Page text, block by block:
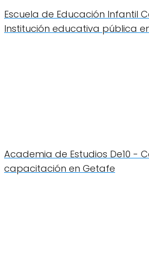
Escuela de Educación Infantil
Institución educativa pública
Academia de Estudios De10 -
capacitación en Getafe